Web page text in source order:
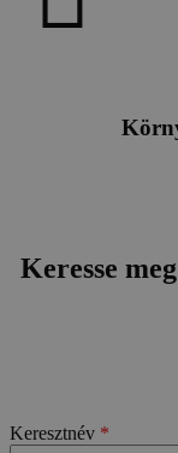
Keresse
Keresztnév *